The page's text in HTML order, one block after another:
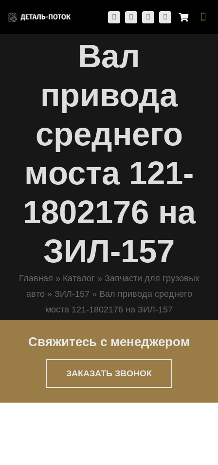
Вал
привода
среднего
моста 121-
1802176 на
ЗИЛ-157
Главная » Каталог » Запчасти для грузовых
авто » ЗИЛ-157 » Вал привода среднего
моста 121-1802176 на ЗИЛ-157
Свяжитесь с менеджером
ЗАКАЗАТЬ ЗВОНОК